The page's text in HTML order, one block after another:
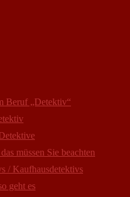
Beruf „Detektiv“
müssen Sie beachten
/ Kaufhausdetektivs
geht es